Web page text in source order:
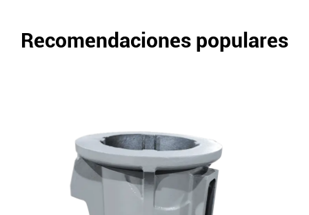
Recomendaciones populares